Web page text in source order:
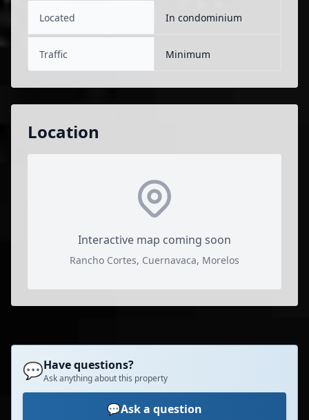
Located In condominium
Traffic Minimum
Location
Interactive map coming soon
Rancho Cortes, Cuernavaca, Morelos
💬Have questions?
Ask anything about this property
💬Ask a question